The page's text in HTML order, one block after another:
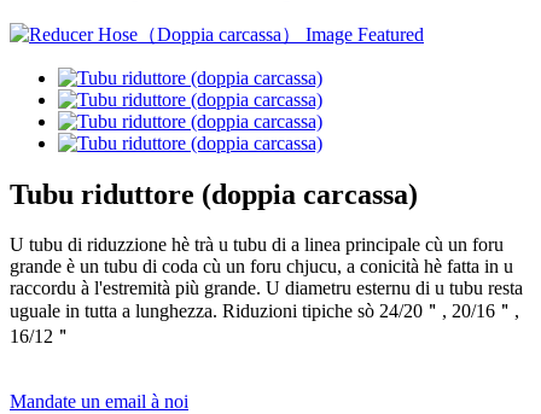
Tubu riduttore (doppia carcassa)
U tubu di riduzzione hè trà u tubu di a linea principale cù un foru
grande è un tubu di coda cù un foru chjucu, a conicità hè fatta in u
raccordu à l'estremità più grande. U diametru esternu di u tubu resta
uguale in tutta a lunghezza. Riduzioni tipiche sò 24/20＂, 20/16＂,
16/12＂
Mandate un email à noi